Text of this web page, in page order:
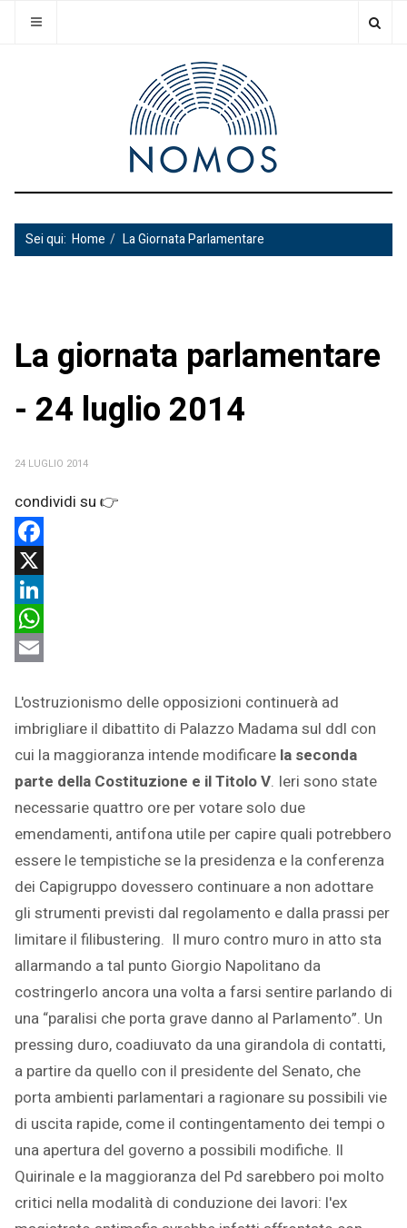
Sei qui: Home La Giornata Parlamentare
La giornata parlamentare
- 24 luglio 2014
24 LUGLIO 2014
Facebook
X
LinkedIn
WhatsApp
L'ostruzionismo delle opposizioni continuerà ad
imbrigliare il dibattito di Palazzo Madama sul ddl con
cui la maggioranza intende modificare la seconda
parte della Costituzione e il Titolo V. Ieri sono state
necessarie quattro ore per votare solo due
emendamenti, antifona utile per capire quali potrebbero
essere le tempistiche se la presidenza e la conferenza
dei Capigruppo dovessero continuare a non adottare
gli strumenti previsti dal regolamento e dalla prassi per
limitare il filibustering. Il muro contro muro in atto sta
allarmando a tal punto Giorgio Napolitano da
costringerlo ancora una volta a farsi sentire parlando di
una “paralisi che porta grave danno al Parlamento”. Un
pressing duro, coadiuvato da una girandola di contatti,
a partire da quello con il presidente del Senato, che
porta ambienti parlamentari a ragionare su possibili vie
di uscita rapide, come il contingentamento dei tempi o
una apertura del governo a possibili modifiche. Il
Quirinale e la maggioranza del Pd sarebbero poi molto
critici nella modalità di conduzione dei lavori: l'ex